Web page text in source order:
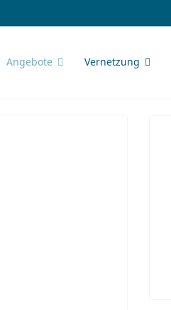
Angebote Vernetzung